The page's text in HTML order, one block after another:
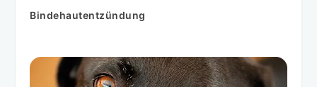
Bindehautentzündung